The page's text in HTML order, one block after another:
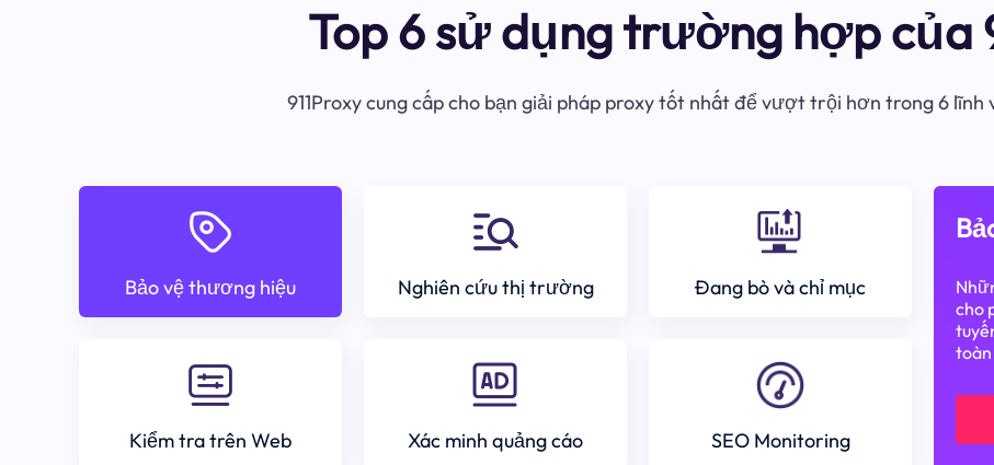
Top 6 sử dụng trường hợp của
911Proxy cung cấp cho bạn giải pháp proxy tốt nhất để vượt trội hơn trong 6 lĩnh
Bảo vệ thương hiệu Nghiên cứu thị trường Đang bò và chỉ mục
Kiểm tra trên Web Xác minh quảng cáo SEO Monitoring
cho
toàn